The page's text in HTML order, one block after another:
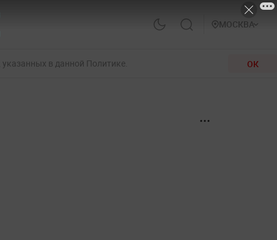
МОСКВА
в данной Политике. ОК